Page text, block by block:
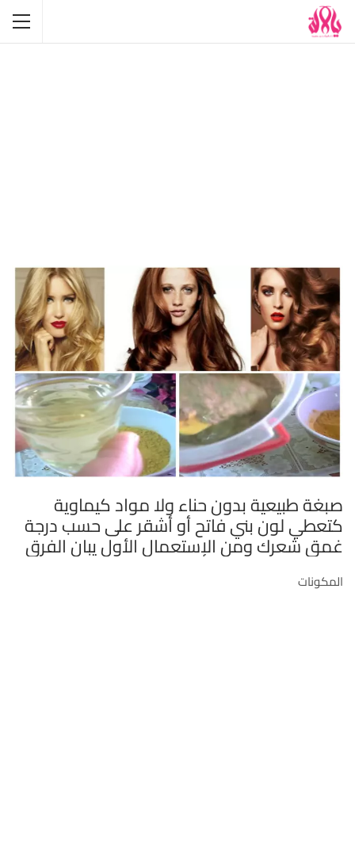
صبغة طبيعية بدون حناء ولا مواد كيماوية
كتعطي لون بني فاتح أو أشقر على حسب درجة
غمق شعرك ومن الإستعمال الأول يبان الفرق
المكونات